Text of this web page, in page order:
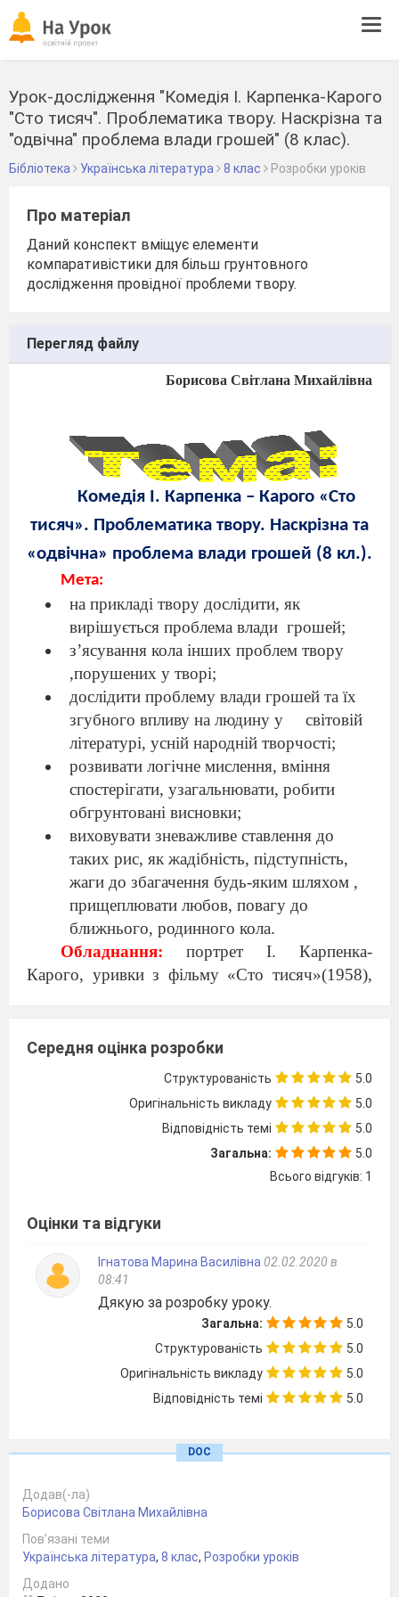
Урок-дослідження "Комедія І. Карпенка-Карого
"Сто тисяч". Проблематика твору. Наскрізна та
"одвічна" проблема влади грошей" (8 клас).
Бібліотека Українська література 8 клас Розробки уроків
Про матеріал
Даний конспект вміщує елементи
компаративістики для більш грунтовного
дослідження провідної проблеми твору.
Перегляд файлу
Борисова Світлана Михайлівна
Комедія І. Карпенка – Карого «Сто
тисяч». Проблематика твору. Наскрізна та
«одвічна» проблема влади грошей (8 кл.).
Мета:
на прикладі твору дослідити, як
вирішується проблема влади грошей;
з’ясування кола інших проблем твору
,порушених у творі;
дослідити проблему влади грошей та їх
згубного впливу на людину у
світовій
літературі, усній народній творчості;
розвивати логічне мислення, вміння
спостерігати, узагальнювати, робити
обгрунтовані висновки;
виховувати зневажливе ставлення до
таких рис, як жадібність, підступність,
жаги до збагачення будь-яким шляхом ,
прищеплювати любов, повагу до
ближнього, родинного кола.
Обладнання: портрет І.
Карпенка-
Карого, уривки з фільму «Сто тисяч»(1958),
Перебіг уроку
Актуалізація опорних знань.
- На минулому уроці ми опрацювали зміст
твору, з’ясували тему та ідею твору.
Пригадаймо їх. Яка тема твору? (Тема -
зображення життя селянства в
місце в
80- 90-х роках 19ст.)
- А яка ж ідея твору?( Ідея - викриття й
засудження в образі Герасима Калитки
хижацтва, жорстокості, ненависної
жадоби до наживи, духовної обмеженості, а
також згубного впливу грошей на вихідців із
(Ботавентура, Савка).
Оголошення теми та мети уроку.
проблем, які порушені у творі. І, як бачите,
Під час уроку ми повинні довести , чи дійсно
ця проблема є наскрізною у творі та
«одвічною». Чи можемо зразу довести це
твердження? Ні. Дослідивши всі ваші
Середня оцінка розробки
Структурованість
5.0
Оригінальність викладу
5.0
Відповідність темі
5.0
Загальна:
5.0
Всього відгуків: 1
Оцінки та відгуки
Ігнатова Марина Василівна 02.02.2020 в
08:41
Дякую за розробку уроку.
Загальна:
5.0
Структурованість
5.0
Оригінальність викладу
5.0
Відповідність темі
5.0
DOC
Додав(-ла)
Борисова Світлана Михайлівна
Пов’язані теми
Українська література, 8 клас, Розробки уроків
Додано